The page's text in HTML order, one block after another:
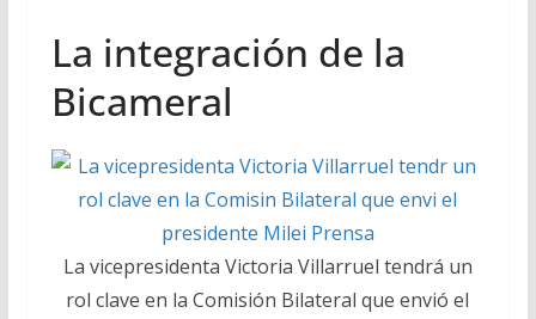
La integración de la
Bicameral
La vicepresidenta Victoria Villarruel tendrá un
rol clave en la Comisión Bilateral que envió el